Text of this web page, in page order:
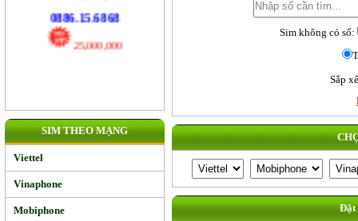
17,000,000
0886.15.6868
SIM THEO MẠNG
Viettel
Vinaphone
Mobiphone
Sim không có số:
Sắp
Đặt